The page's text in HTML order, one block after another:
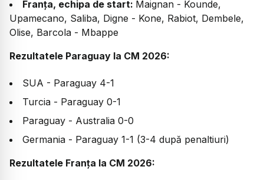
Franța, echipa de start: Maignan - Kounde,
Upamecano, Saliba, Digne - Kone, Rabiot, Dembele,
Olise, Barcola - Mbappe
Rezultatele Paraguay la CM 2026:
SUA - Paraguay 4-1
Turcia - Paraguay 0-1
Paraguay - Australia 0-0
Germania - Paraguay 1-1 (3-4 după penaltiuri)
Rezultatele Franța la CM 2026: